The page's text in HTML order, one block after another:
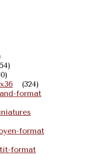
(324)
format
format
format